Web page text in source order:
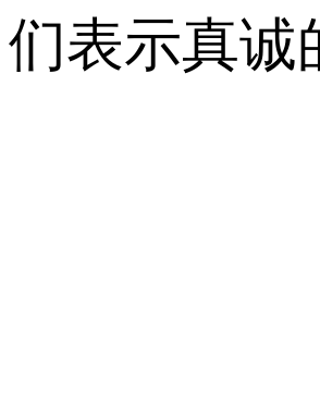
们表示真诚